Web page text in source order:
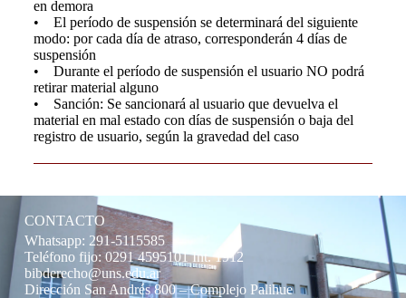
en demora
• El período de suspensión se determinará del siguiente
modo: por cada día de atraso, corresponderán 4 días de
suspensión
• Durante el período de suspensión el usuario NO podrá
retirar material alguno
• Sanción: Se sancionará al usuario que devuelva el
material en mal estado con días de suspensión o baja del
registro de usuario, según la gravedad del caso
CONTACTO
Whatsapp: 291-5115585
Teléfono fijo: 0291 4595101 Int. 1912
bibderecho@uns.edu.ar
Dirección San Andrés 800 – Complejo Palihue